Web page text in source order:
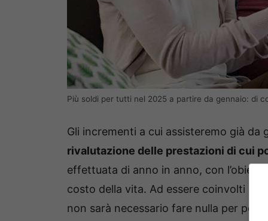
Più soldi per tutti nel 2025 a partire da gennaio: di
Gli incrementi a cui assisteremo già
rivalutazione delle prestazioni di cui
effettuata di anno in anno, con
costo della vita. Ad essere coinvolti
non sarà necessario fare nulla per